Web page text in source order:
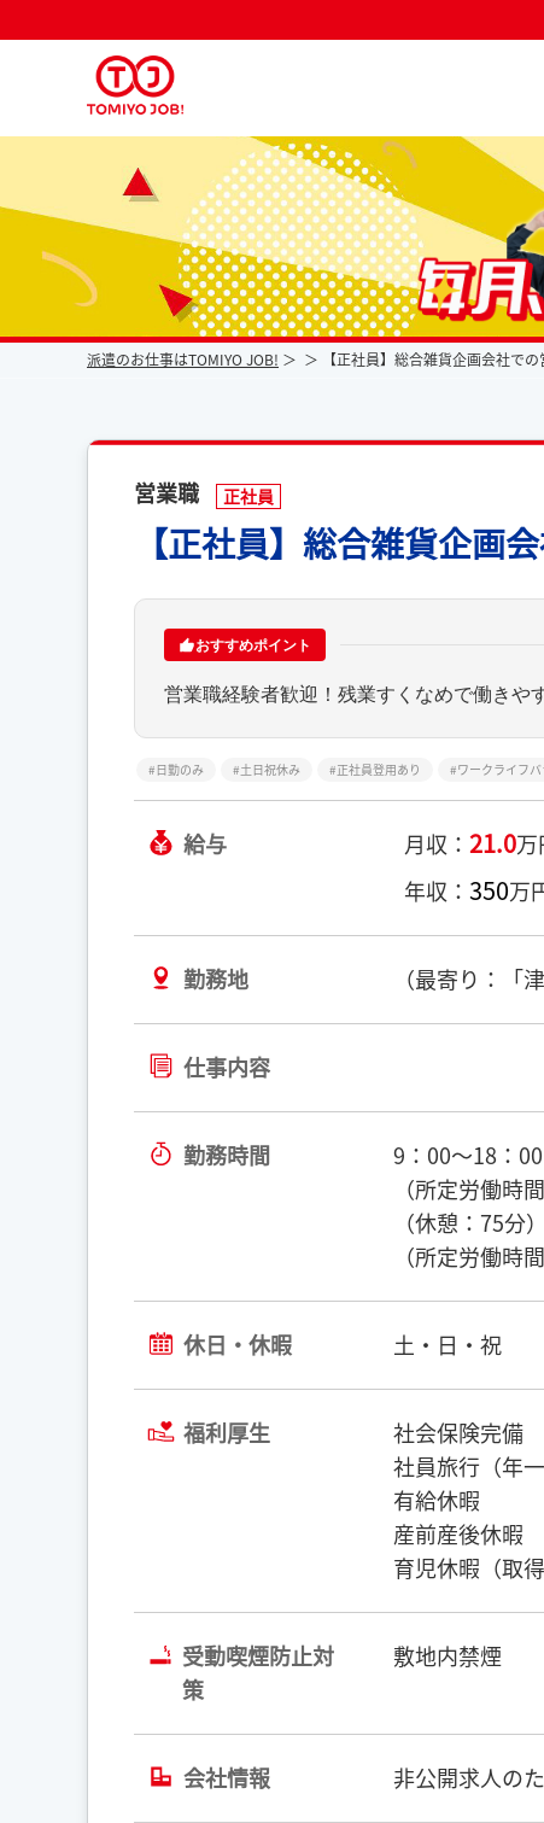
派遣なら毎月時給が上がるトミヨジョブ
派遣のお仕事はTOMIYO JOB! 【正社員】総合雑貨企画会社で
営業職 正社員
【正社員】総合雑貨企画
おすすめポイント
営業職経験者歓迎！残業すくなめで働きや
日勤のみ 土日祝休み 正社員登用あり ワークライフ
給与 月収： 21.0
年収： 350
勤務地 （最寄り：「
仕事内容
勤務時間
9：00〜18：00
（所定労働時
（休憩：75分）
（所定労働時
休日・休暇 土・日・祝
福利厚生
社会保険完備
社員旅行（年一
有給休暇
産前産後休暇
育児休暇（取
受動喫煙防止対
策
敷地内禁煙
会社情報 非公開求人の